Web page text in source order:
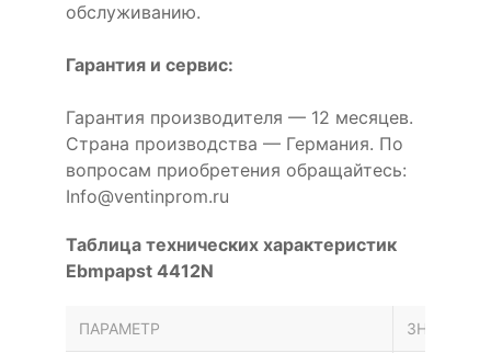
обслуживанию.
Гарантия и сервис:
Гарантия производителя — 12 месяцев.
Страна производства — Германия. По
вопросам приобретения обращайтесь:
Info@ventinprom.ru
Таблица технических характеристик
Ebmpapst 4412N
ПАРАМЕТР ЗНАЧЕНИЕ